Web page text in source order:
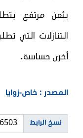
بثمن مرتفع
التنازلات التي
أخرى حساسة.
المصدر : خاص-زوايا
نسخ الرابط